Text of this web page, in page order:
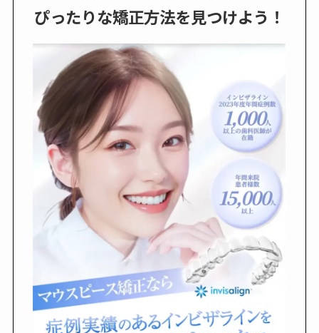
ぴったりな矯正方法を見つけよう！